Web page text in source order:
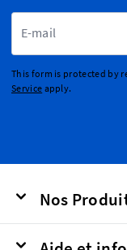
This form is protected by
Service apply.
Nos